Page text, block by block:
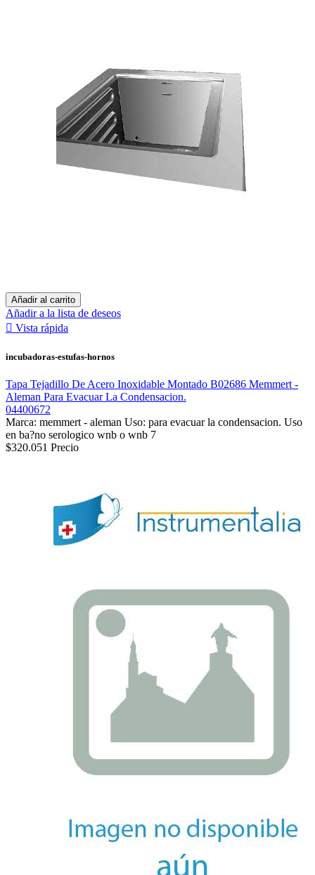
Añadir al carrito
Añadir a la lista de deseos
 Vista rápida
incubadoras-estufas-hornos
Tapa Tejadillo De Acero Inoxidable Montado B02686 Memmert -
Aleman Para Evacuar La Condensacion.
04400672
Marca: memmert - aleman Uso: para evacuar la condensacion. Uso
en ba?no serologico wnb o wnb 7
$320.051 Precio